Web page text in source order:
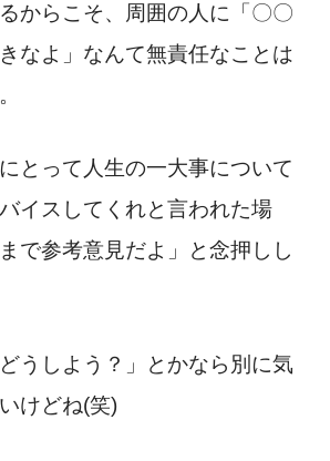
からこそ、周囲の人に「〇〇
なよ」なんて無責任なことは
とって人生の一大事について
イスしてくれと言われた場
で参考意見だよ」と念押しし
うしよう？」とかなら別に気
けどね(笑)